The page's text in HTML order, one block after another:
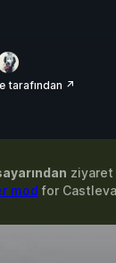
tarafından ↗
mod for